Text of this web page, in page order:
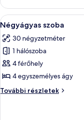
A
következő
szoba
összes
képének
megtekintése:
Négyágyas
szoba
7
Négyágyas szoba
30 négyzetméter
1 hálószoba
4 férőhely
4 egyszemélyes ágy
További részletek
Négyágyas